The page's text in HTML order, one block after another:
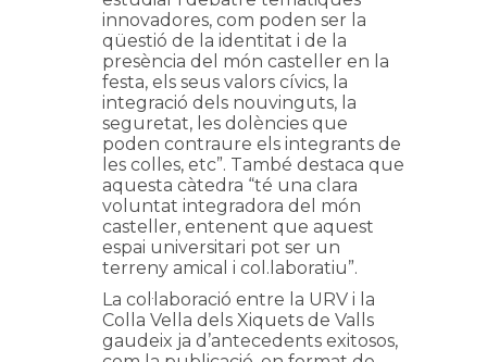
innovadores, com poden ser la
qüestió de la identitat i de la
presència del món casteller en la
festa, els seus valors cívics, la
integració dels nouvinguts, la
seguretat, les dolències que
poden contraure els integrants de
les colles, etc”. També destaca que
aquesta càtedra “té una clara
voluntat integradora del món
casteller, entenent que aquest
espai universitari pot ser un
terreny amical i col.laboratiu”.
La col·laboració entre la URV i la
Colla Vella dels Xiquets de Valls
gaudeix ja d’antecedents exitosos,